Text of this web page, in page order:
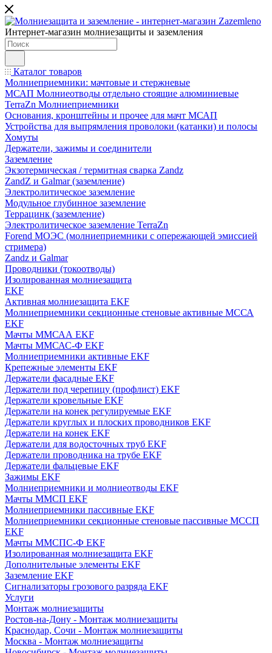
Интернет-магазин молниезащиты и заземления
Каталог товаров
Молниеприемники: мачтовые и стержневые
МСАП Молниеотводы отдельно стоящие алюминиевые
TerraZn Молниеприемники
Основания, кронштейны и прочее для мачт МСАП
Устройства для выпрямления проволоки (катанки) и полосы
Хомуты
Держатели, зажимы и соединители
Заземление
Экзотермическая / термитная сварка Zandz
ZandZ и Galmar (заземление)
Электролитическое заземление
Модульное глубинное заземление
Террацинк (заземление)
Электролитическое заземление TerraZn
Forend МОЭС (молниеприемники с опережающей эмиссией
стримера)
Zandz и Galmar
Проводники (токоотводы)
Изолированная молниезащита
EKF
Активная молниезащита EKF
Молниеприемники секционные стеновые активные МССА
EKF
Мачты ММСАА EKF
Мачты ММСАС-Ф EKF
Молниеприемники активные EKF
Крепежные элементы EKF
Держатели фасадные EKF
Держатели под черепицу (профлист) EKF
Держатели кровельные EKF
Держатели на конек регулируемые EKF
Держатели круглых и плоских проводников EKF
Держатели на конек EKF
Держатели для водосточных труб EKF
Держатели проводника на трубе EKF
Держатели фальцевые EKF
Зажимы EKF
Молниеприемники и молниеотводы EKF
Мачты ММСП EKF
Молниеприемники пассивные EKF
Молниеприемники секционные стеновые пассивные МССП
EKF
Мачты ММСПС-Ф EKF
Изолированная молниезащита EKF
Дополнительные элементы EKF
Заземление EKF
Сигнализаторы грозового разряда EKF
Услуги
Монтаж молниезащиты
Ростов-на-Дону - Монтаж молниезащиты
Краснодар, Сочи - Монтаж молниезащиты
Москва - Монтаж молниезащиты